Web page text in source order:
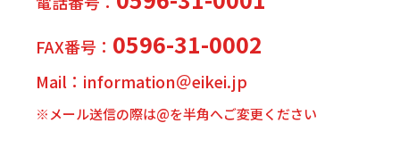
FAX番号： 0596-31-0002
Mail：information＠eikei.jp
※メール送信の際は@を半角へご変更ください